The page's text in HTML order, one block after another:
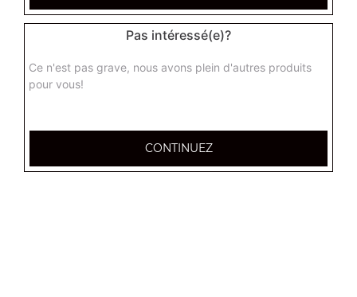
curry, ...
+
Pas intéressé(e)?
Ce n'est pas grave, nous avons plein d'autres produits
pour vous!
CONTINUEZ